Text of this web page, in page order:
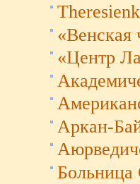
«Венская
«Центр
Аркан-
Больница